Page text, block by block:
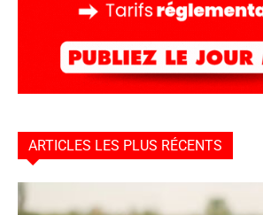
ARTICLES LES PLUS RÉCENTS